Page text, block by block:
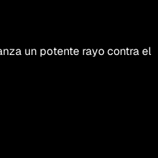
un potente rayo contra el